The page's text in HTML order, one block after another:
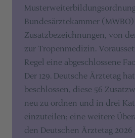
Bundesärztekammer
Zusatzbezeichnungen, von
zur Tropenmedizin.
Regel eine abgeschlossene
Der 129. Deutsche Ärztetag
beschlossen, diese 56
neu zu ordnen und in drei
einzuteilen; eine weitere
den Deutschen Ärztetag 2026